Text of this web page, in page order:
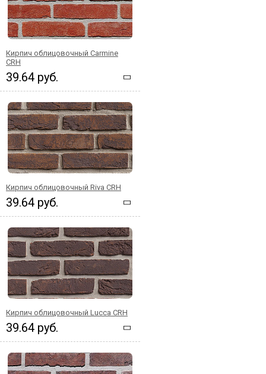
Кирпич облицовочный Carmine
CRH
39.64 руб.
Кирпич облицовочный Riva CRH
39.64 руб.
Кирпич облицовочный Lucca CRH
39.64 руб.